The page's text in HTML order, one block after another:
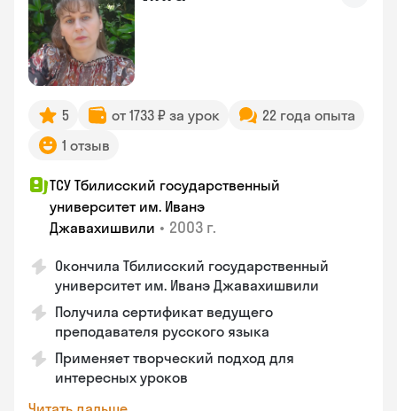
5 от 1733 ₽ за урок
22 года опыта
1 отзыв
ТСУ Тбилисский государственный
университет им. Иванэ
Джавахишвили • 2003 г.
Окончила Тбилисский государственный
университет им. Иванэ Джавахишвили
Получила сертификат ведущего
преподавателя русского языка
Применяет творческий подход для
интересных уроков